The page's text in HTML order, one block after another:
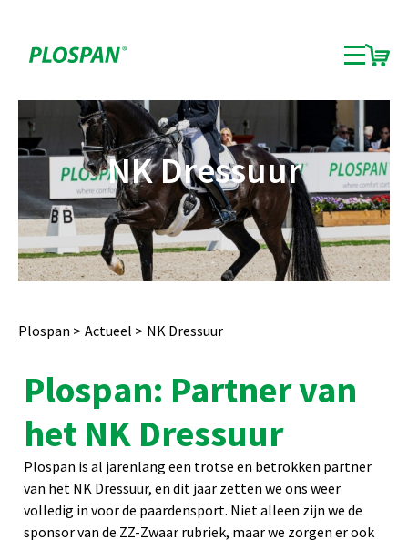
NK Dressuur
Plospan Actueel NK Dressuur
Plospan: Partner van
het NK Dressuur
Plospan is al jarenlang een trotse en betrokken partner
van het NK Dressuur, en dit jaar zetten we ons weer
volledig in voor de paardensport. Niet alleen zijn we de
sponsor van de ZZ-Zwaar rubriek, maar we zorgen er ook